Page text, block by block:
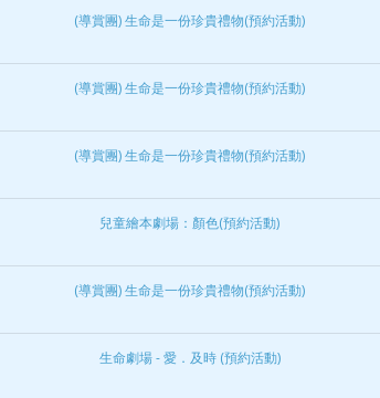
(導賞團) 生命是一份珍貴禮物(預約活動)
(導賞團) 生命是一份珍貴禮物(預約活動)
(導賞團) 生命是一份珍貴禮物(預約活動)
兒童繪本劇場：顏色(預約活動)
(導賞團) 生命是一份珍貴禮物(預約活動)
生命劇場 - 愛．及時 (預約活動)